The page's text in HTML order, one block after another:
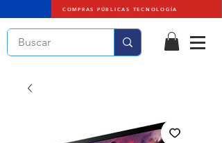
COMPRAS PÚBLICAS TECNOLOGÍA